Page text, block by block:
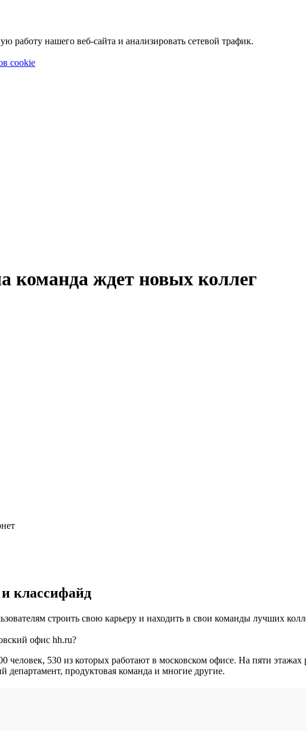
нашего веб-сайта и анализировать сетевой трафик.
cookie
ждет новых коллег
классифайд
строить свою карьеру и находить в свои команды лучших
офис hh.ru?
человек, 530 из которых работают в московском офисе. На пяти
департамент, продуктовая команда и многие другие.